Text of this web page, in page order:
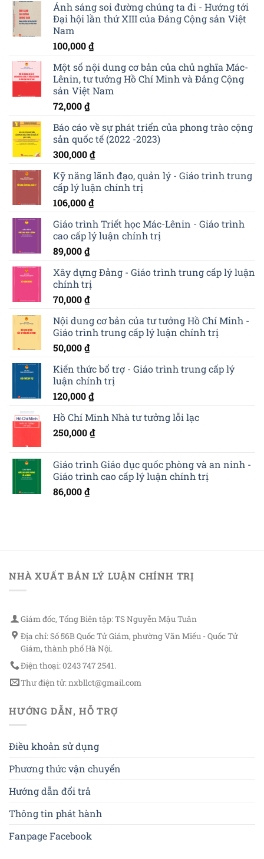
Ánh sáng soi đường chúng ta đi - Hướng tới
Đại hội lần thứ XIII của Đảng Cộng sản Việt
Nam
100,000₫
Một số nội dung cơ bản của chủ nghĩa Mác-
Lênin, tư tưởng Hồ Chí Minh và Đảng Cộng
sản Việt Nam
72,000₫
Báo cáo về sự phát triển của phong trào cộng
sản quốc tế (2022 -2023)
300,000₫
Kỹ năng lãnh đạo, quản lý - Giáo trình trung
cấp lý luận chính trị
106,000₫
Giáo trình Triết học Mác-Lênin - Giáo trình
cao cấp lý luận chính trị
89,000₫
Xây dựng Đảng - Giáo trình trung cấp lý luận
chính trị
70,000₫
Nội dung cơ bản của tư tưởng Hồ Chí Minh -
Giáo trình trung cấp lý luận chính trị
50,000₫
Kiến thức bổ trợ - Giáo trình trung cấp lý
luận chính trị
120,000₫
Hồ Chí Minh Nhà tư tưởng lỗi lạc
250,000₫
Giáo trình Giáo dục quốc phòng và an ninh -
Giáo trình cao cấp lý luận chính trị
86,000₫
NHÀ XUẤT BẢN LÝ LUẬN CHÍNH TRỊ
Giám đốc, Tổng Biên tập: TS Nguyễn Mậu Tuân
Địa chỉ: Số 56B Quốc Tử Giám, phường Văn Miếu - Quốc Tử
Giám, thành phố Hà Nội.
Điện thoại: 0243 747 2541.
Thư điện tử: nxbllct@gmail.com
HƯỚNG DẪN, HỖ TRỢ
Điều khoản sử dụng
Phương thức vận chuyển
Hướng dẫn đổi trả
Thông tin phát hành
Fanpage Facebook